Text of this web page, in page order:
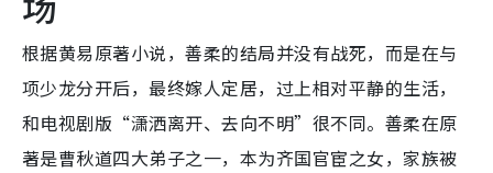
根据黄易原著小说，善柔的结局并没有战死，而是在与
项少龙分开后，最终嫁人定居，过上相对平静的生活，
和电视剧版“潇洒离开、去向不明”很不同。善柔在原
著是曹秋道四大弟子之一，本为齐国官宦之女，家族被